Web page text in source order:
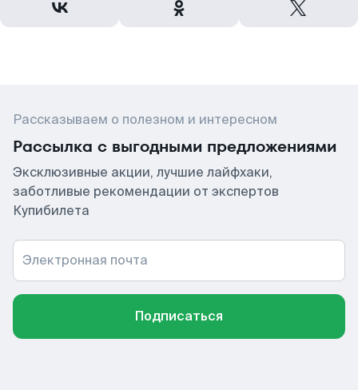
Рассказываем о полезном и интересном
Рассылка с выгодными предложениями
Эксклюзивные акции, лучшие лайфхаки,
заботливые рекомендации от экспертов
Купибилета
Электронная почта
Подписаться